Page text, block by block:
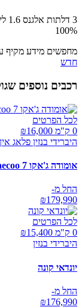
3 דלתות אלגנס 1.6 ליטר
100%
מחפשים מידע מקיף
חדש
רכבים נוספים
לכל הפרטים
0 ק"מ ₪
16,000
היברידי בנזין פלאג אין
אומודה ג'אקו Jaecoo 7
החל מ-
₪179,990
לכל הפרטים
0 ק"מ ₪
15,400
היברידי בנזין
יונדאי קונה
החל מ-
₪176,990